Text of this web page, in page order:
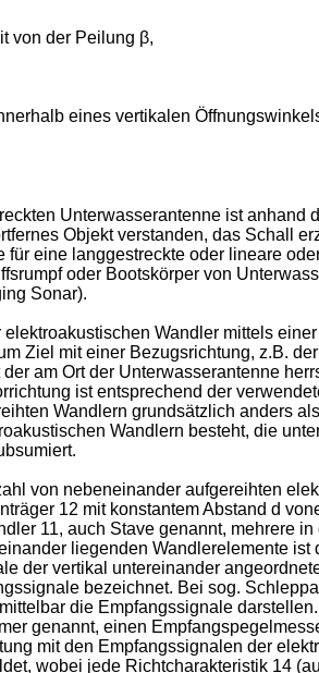
von der Peilung β,
eines vertikalen
Unterwasserantenne ist anhand
Objekt verstanden, das Schall
eine langgestreckte oder lineare
oder Bootskörper von
Sonar).
Wandler mittels
Ziel mit einer Bezugsrichtung, z.B.
am Ort der Unterwasserantenne
ist entsprechend der
Wandlern grundsätzlich anders
Wandlern besteht, die
von nebeneinander aufgereihten
12 mit konstantem Abstand d
11, auch Stave genannt, mehrere
liegenden Wandlerelemente
der vertikal untereinander
bezeichnet. Bei sog.
die Empfangssignale
genannt, einen
mit den Empfangssignalen der
wobei jede Richtcharakteristik 14